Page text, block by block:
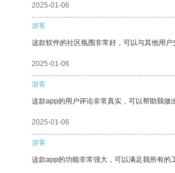
2025-01-06
游客
这款软件的社区氛围非常好，可以与其他用户
2025-01-06
游客
这款app的用户评论非常真实，可以帮助我做
2025-01-06
游客
这款app的功能非常强大，可以满足我所有的